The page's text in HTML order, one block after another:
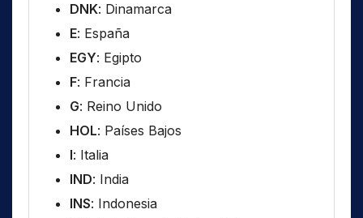
DNK: Dinamarca
E: España
EGY: Egipto
F: Francia
G: Reino Unido
HOL: Países Bajos
I: Italia
IND: India
INS: Indonesia